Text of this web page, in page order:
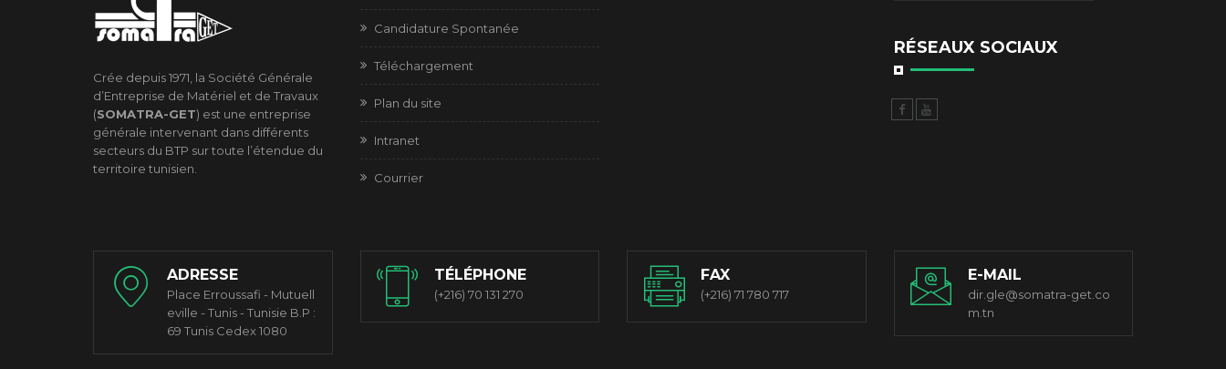
Crée depuis 1971, la Société Générale
d’Entreprise de Matériel et de Travaux
(SOMATRA-GET) est une entreprise
générale intervenant dans différents
secteurs du BTP sur toute l’étendue du
territoire tunisien.
Candidature Spontanée
Téléchargement
Plan du site
Intranet
Courrier
RÉSEAUX SOCIAUX
ADRESSE
Place Erroussafi - Mutuell
eville - Tunis - Tunisie B.P :
69 Tunis Cedex 1080
TÉLÉPHONE
(+216) 70 131 270
FAX
(+216) 71 780 717
E-MAIL
dir.gle@somatra-get.co
m.tn